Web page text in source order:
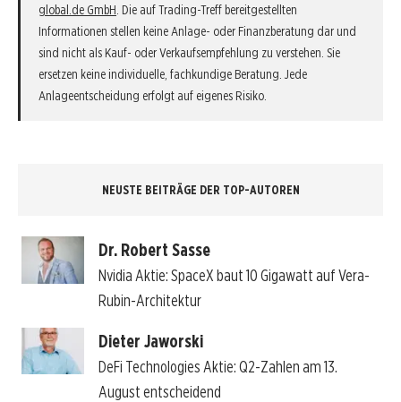
global.de GmbH . Die auf Trading-Treff bereitgestellten
Informationen stellen keine Anlage- oder Finanzberatung dar und
sind nicht als Kauf- oder Verkaufsempfehlung zu verstehen. Sie
ersetzen keine individuelle, fachkundige Beratung. Jede
Anlageentscheidung erfolgt auf eigenes Risiko.
NEUSTE BEITRÄGE DER TOP-AUTOREN
Dr. Robert Sasse
Nvidia Aktie: SpaceX baut 10 Gigawatt auf Vera-
Rubin-Architektur
Dieter Jaworski
DeFi Technologies Aktie: Q2-Zahlen am 13.
August entscheidend